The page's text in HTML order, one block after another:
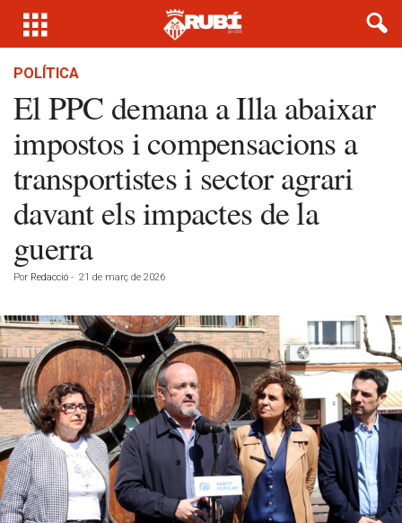
POLÍTICA
El PPC demana a Illa abaixar
impostos i compensacions a
transportistes i sector agrari
davant els impactes de la
guerra
Por Redacció - 21 de març de 2026